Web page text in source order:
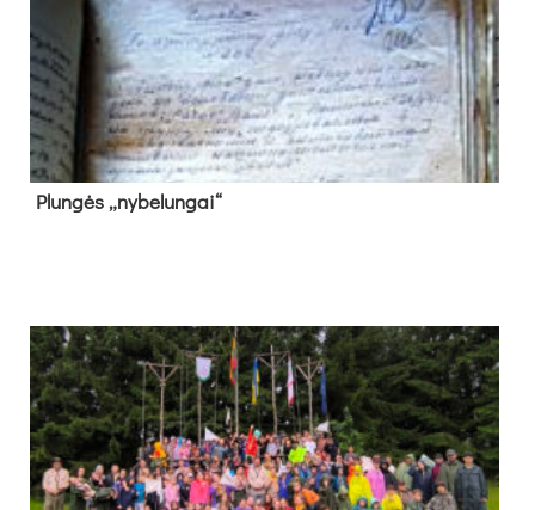
Plun­gės „ny­be­lun­gai“